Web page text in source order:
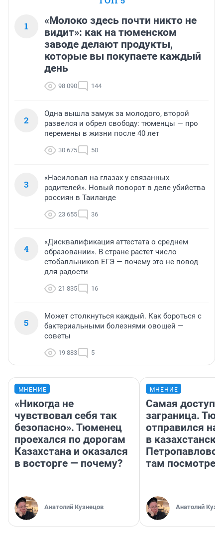
1
«Молоко здесь почти никто не
видит»: как на тюменском
заводе делают продукты,
которые вы покупаете каждый
день
98 090 144
2
Одна вышла замуж за молодого, второй
развелся и обрел свободу: тюменцы — про
перемены в жизни после 40 лет
30 675 50
3
«Насиловал на глазах у связанных
родителей». Новый поворот в деле убийства
россиян в Таиланде
23 655 36
4
«Дисквалификация аттестата о среднем
образовании». В стране растет число
стобалльников ЕГЭ — почему это не повод
для радости
21 835 16
5
Может столкнуться каждый. Как бороться с
бактериальными болезнями овощей —
советы
19 883 5
МНЕНИЕ
«Никогда не
чувствовал себя так
безопасно». Тюменец
проехался по дорогам
Казахстана и оказался
в восторге — почему?
Анатолий Кузнецов
МНЕНИЕ
Самая
заграница.
отправился
в
там
Анатолий